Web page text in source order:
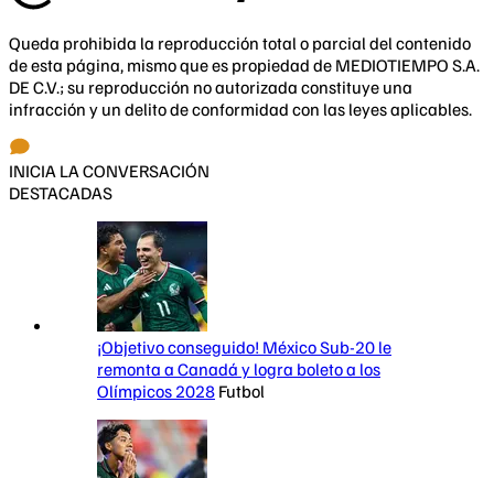
Queda prohibida la reproducción total o parcial del contenido
de esta página, mismo que es propiedad de MEDIOTIEMPO S.A.
DE C.V.; su reproducción no autorizada constituye una
infracción y un delito de conformidad con las leyes aplicables.
INICIA LA CONVERSACIÓN
DESTACADAS
¡Objetivo conseguido! México Sub-20 le
remonta a Canadá y logra boleto a los
Olímpicos 2028 Futbol